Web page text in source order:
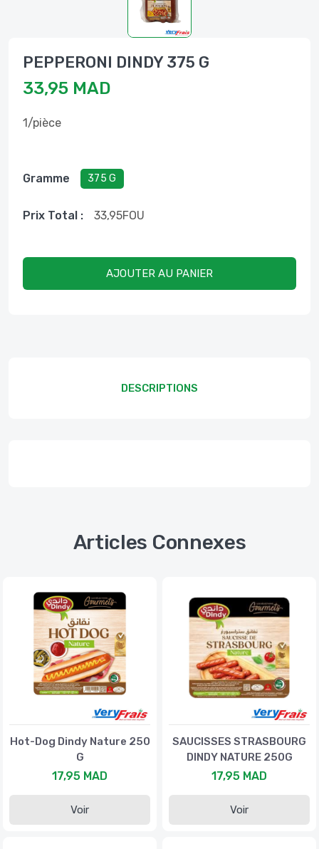
PEPPERONI DINDY 375 G
33,95 MAD
1/pièce
Gramme 375 G
Prix ​​total : 33,95FOU
AJOUTER AU PANIER
DESCRIPTIONS
Articles Connexes
Hot-Dog Dindy Nature 250
G
17,95 MAD
Voir
SAUCISSES STRASBOURG
DINDY NATURE 250G
17,95 MAD
Voir